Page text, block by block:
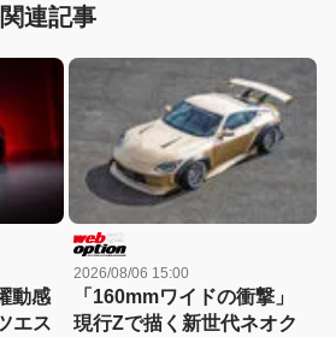
連記事
動感
エス
2026/08/06 15:00
「160mmワイドの衝撃」
現行Zで描く新世代ネオク